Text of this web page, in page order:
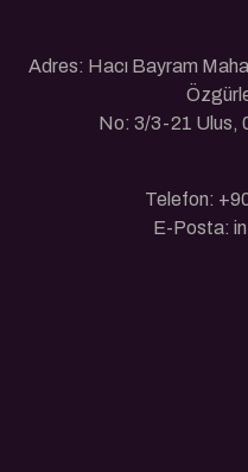
Adres: Hacı Bayram
No: 3/3-21 Ulus,
Telefon:
E-Posta: